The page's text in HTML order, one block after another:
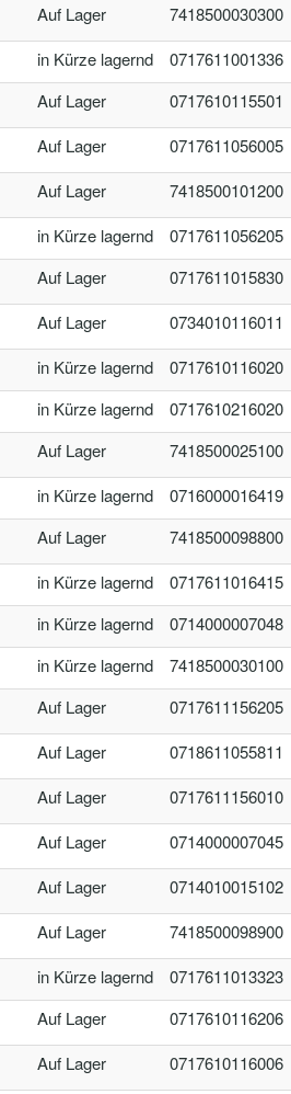
Auf Lager 7418500030300
in Kürze lagernd 0717611001336
Auf Lager 0717610115501
Auf Lager 0717611056005
Auf Lager 7418500101200
in Kürze lagernd 0717611056205
Auf Lager 0717611015830
Auf Lager 0734010116011
in Kürze lagernd 0717610116020
in Kürze lagernd 0717610216020
Auf Lager 7418500025100
in Kürze lagernd 0716000016419
Auf Lager 7418500098800
in Kürze lagernd 0717611016415
in Kürze lagernd 0714000007048
in Kürze lagernd 7418500030100
Auf Lager 0717611156205
Auf Lager 0718611055811
Auf Lager 0717611156010
Auf Lager 0714000007045
Auf Lager 0714010015102
Auf Lager 7418500098900
in Kürze lagernd 0717611013323
Auf Lager 0717610116206
Auf Lager 0717610116006